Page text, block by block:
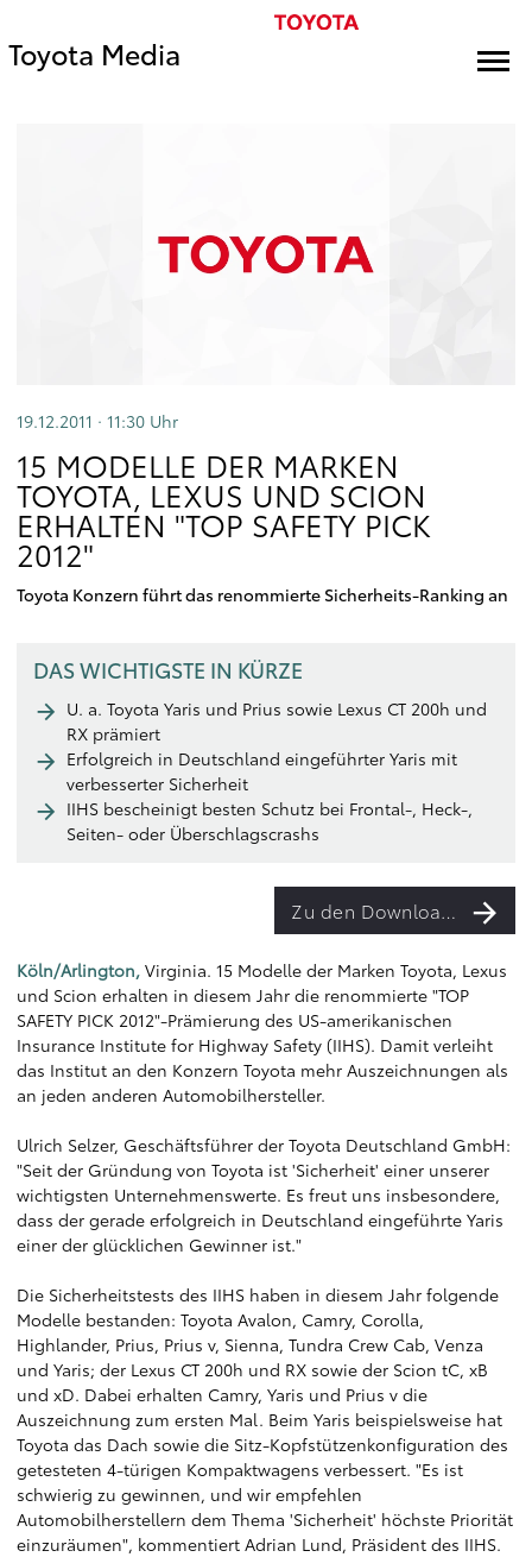
Toyota Media
19.12.2011 · 11:30 Uhr
15 MODELLE DER MARKEN
TOYOTA, LEXUS UND SCION
ERHALTEN "TOP SAFETY PICK
2012"
Toyota Konzern führt das renommierte Sicherheits-Ranking an
DAS WICHTIGSTE IN KÜRZE
U. a. Toyota Yaris und Prius sowie Lexus CT 200h und
RX prämiert
Erfolgreich in Deutschland eingeführter Yaris mit
verbesserter Sicherheit
IIHS bescheinigt besten Schutz bei Frontal-, Heck-,
Seiten- oder Überschlagscrashs
Zu den Downloads
Köln/Arlington, Virginia. 15 Modelle der Marken Toyota, Lexus
und Scion erhalten in diesem Jahr die renommierte "TOP
SAFETY PICK 2012"-Prämierung des US-amerikanischen
Insurance Institute for Highway Safety (IIHS). Damit verleiht
das Institut an den Konzern Toyota mehr Auszeichnungen als
an jeden anderen Automobilhersteller.
Ulrich Selzer, Geschäftsführer der Toyota Deutschland GmbH:
"Seit der Gründung von Toyota ist 'Sicherheit' einer unserer
wichtigsten Unternehmenswerte. Es freut uns insbesondere,
dass der gerade erfolgreich in Deutschland eingeführte Yaris
einer der glücklichen Gewinner ist."
Die Sicherheitstests des IIHS haben in diesem Jahr folgende
Modelle bestanden: Toyota Avalon, Camry, Corolla,
Highlander, Prius, Prius v, Sienna, Tundra Crew Cab, Venza
und Yaris; der Lexus CT 200h und RX sowie der Scion tC, xB
und xD. Dabei erhalten Camry, Yaris und Prius v die
Auszeichnung zum ersten Mal. Beim Yaris beispielsweise hat
Toyota das Dach sowie die Sitz-Kopfstützenkonfiguration des
getesteten 4-türigen Kompaktwagens verbessert. "Es ist
schwierig zu gewinnen, und wir empfehlen
Automobilherstellern dem Thema 'Sicherheit' höchste Priorität
einzuräumen", kommentiert Adrian Lund, Präsident des IIHS.